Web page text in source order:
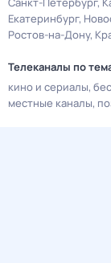
Екатеринбург
Ростов-на-Дону
Телеканалы по
кино и сериалы
местные каналы